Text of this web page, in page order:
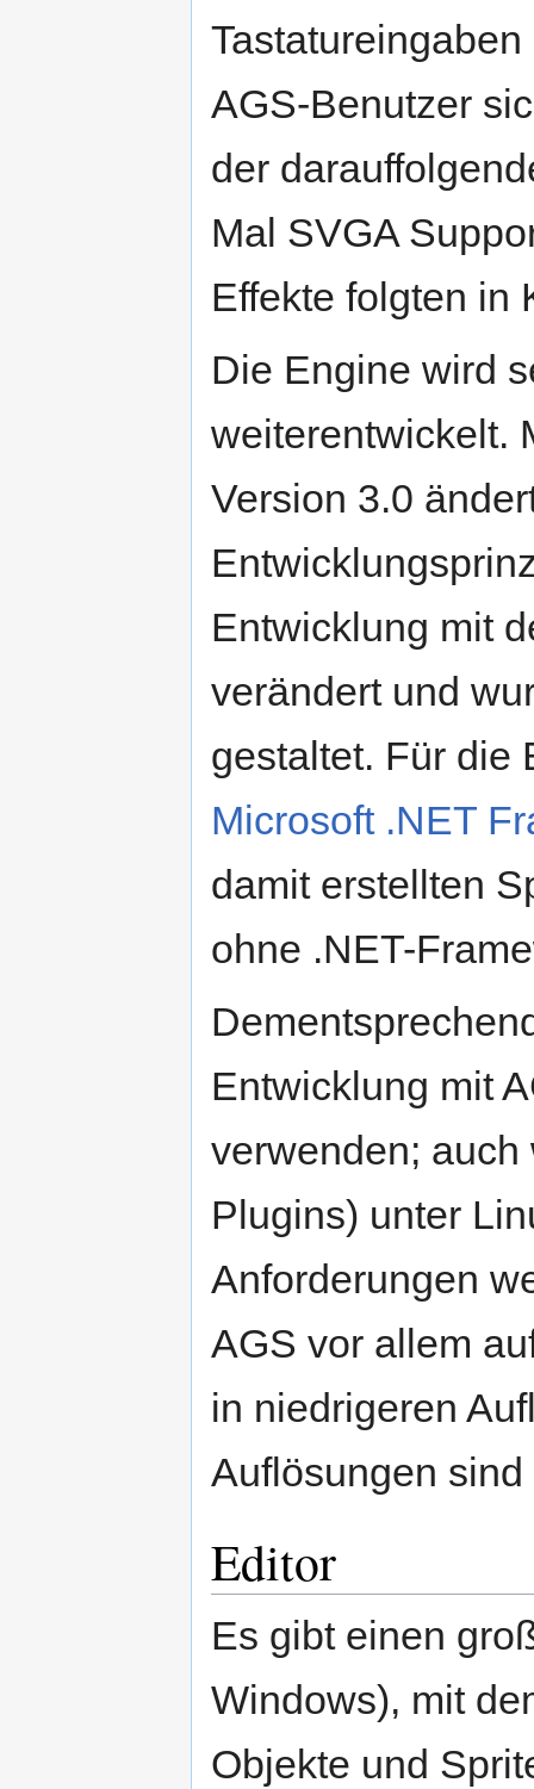
AGS-Benutzer
der
Mal SVGA
Effekte folgten in
Die Engine wird
weiterentwickelt.
Version 3.0
Entwicklung mit
verändert und
gestaltet. Für die
Microsoft .NET
damit erstellten
ohne .NET-
Entwicklung mit
verwenden;
Plugins) unter
Anforderungen
AGS vor allem
in niedrigeren
Auflösungen
Editor
Es gibt einen
Windows), mit
Objekte und